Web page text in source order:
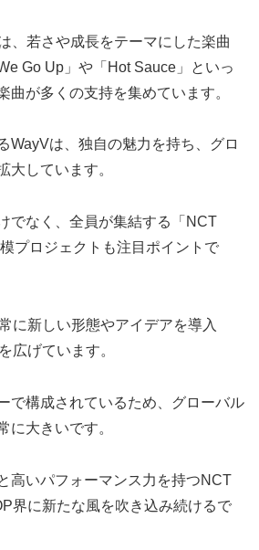
、若さや成長をテーマにした楽曲
Go Up」や「Hot Sauce」といっ
曲が多くの支持を集めています。
WayVは、独自の魅力を持ち、グロ
大しています。
でなく、全員が集結する「NCT
プロジェクトも注目ポイントで
に新しい形態やアイデアを導入
広げています。
で構成されているため、グローバル
に大きいです。
高いパフォーマンス力を持つNCT
界に新たな風を吹き込み続けるで